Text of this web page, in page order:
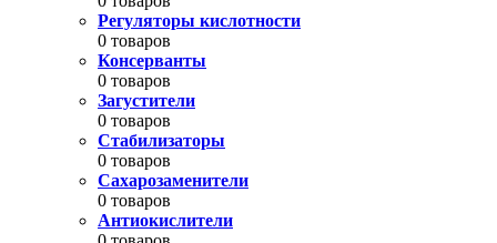
Регуляторы кислотности
0 товаров
Консерванты
0 товаров
Загустители
0 товаров
Стабилизаторы
0 товаров
Сахарозаменители
0 товаров
Антиокислители